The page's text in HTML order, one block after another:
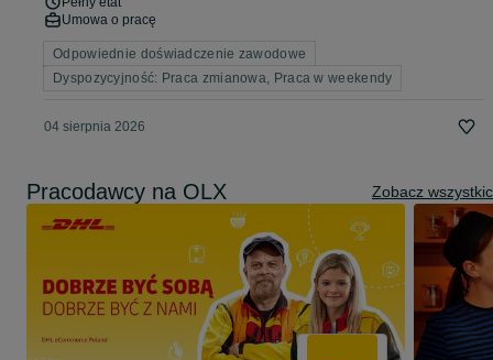
Umowa o pracę
Odpowiednie doświadczenie zawodowe
Dyspozycyjność: Praca zmianowa, Praca w weekendy
04 sierpnia 2026
Pracodawcy na OLX Zobacz